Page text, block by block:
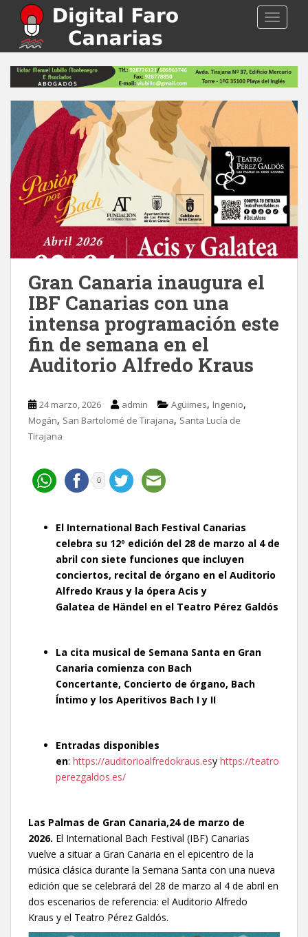
p
Gran Canaria inaugura el
IBF Canarias con una
intensa programación este
fin de semana en el
Auditorio Alfredo Kraus
24 marzo, 2026 admin Agüimes, Ingenio,
Mogán, San Bartolomé de Tirajana, Santa Lucía de
Tirajana
0
El International Bach Festival Canarias
celebra su 12º edición del 28 de marzo al 4 de
abril con siete funciones que incluyen
conciertos, recital de órgano en el Auditorio
Alfredo Krausy la ópera Acis y
Galatea de Händel en el Teatro Pérez Galdós
La cita musical de Semana Santa en Gran
Canaria comienza con Bach
Concertante, Concierto de órgano, Bach
Íntimo y los Aperitivos Bach I y II
Entradas disponibles
en: https://auditorioalfredokraus.esy https://teatro
perezgaldos.es/
Las Palmas de Gran Canaria,24 de marzo de
2026. El International Bach Festival (IBF) Canarias
vuelve a situar a Gran Canaria en el epicentro de la
música clásica durante la Semana Santa con una nueva
edición que se celebrará del 28 de marzo al 4 de abril en
dos escenarios de referencia: el Auditorio Alfredo
Kraus y el Teatro Pérez Galdós.